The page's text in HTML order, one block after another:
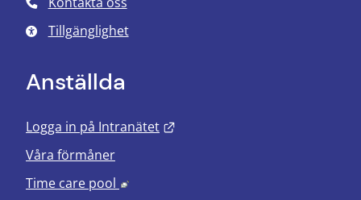
Tillgänglighet
Anställda
Logga in på Intranätet
Våra förmåner
Time care pool
Länk till annan webbplats, öppnas i